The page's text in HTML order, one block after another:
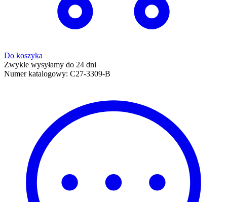
Do koszyka
Zwykle wysyłamy do 24 dni
Numer katalogowy: C27-3309-B